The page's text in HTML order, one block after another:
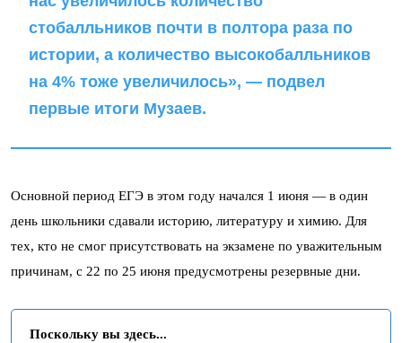
стобалльников почти в полтора раза по
истории, а количество высокобалльников
на 4% тоже увеличилось», — подвел
первые итоги Музаев.
Основной период ЕГЭ в этом году начался 1 июня — в один
день школьники сдавали историю, литературу и химию. Для
тех, кто не смог присутствовать на экзамене по уважительным
причинам, с 22 по 25 июня предусмотрены резервные дни.
Поскольку вы здесь...